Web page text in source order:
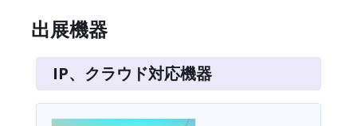
出展機器
IP、クラウド対応機器